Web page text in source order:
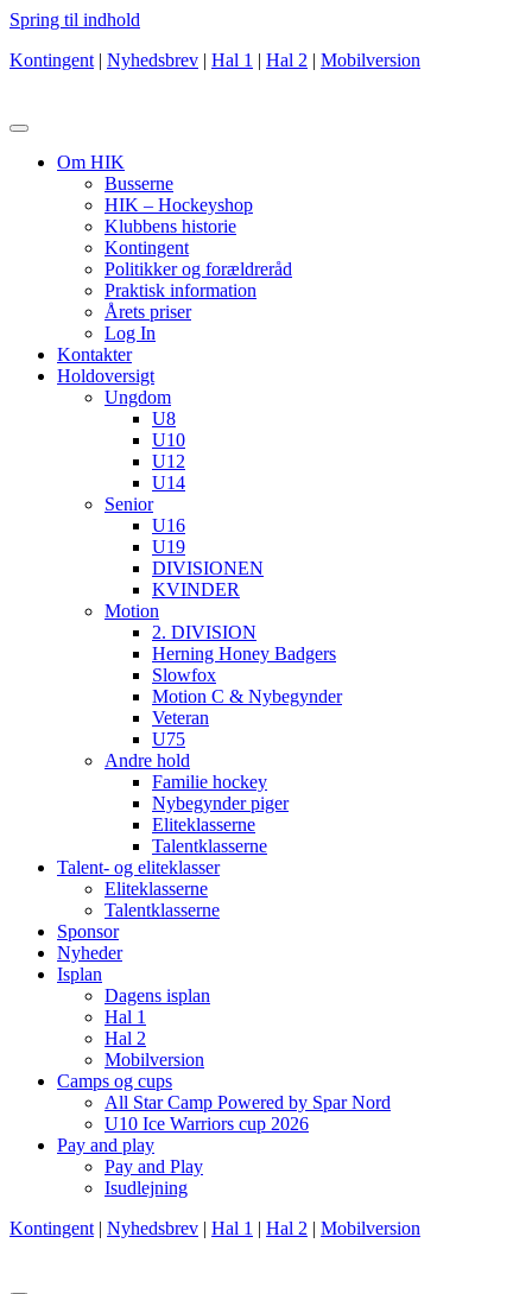
Spring til indhold
Kontingent | Nyhedsbrev | Hal 1 | Hal 2 | Mobilversion
Om HIK
Busserne
HIK – Hockeyshop
Klubbens historie
Kontingent
Politikker og forældreråd
Praktisk information
Årets priser
Log In
Kontakter
Holdoversigt
Ungdom
U8
U10
U12
U14
Senior
U16
U19
DIVISIONEN
KVINDER
Motion
2. DIVISION
Herning Honey Badgers
Slowfox
Motion C & Nybegynder
Veteran
U75
Andre hold
Familie hockey
Nybegynder piger
Eliteklasserne
Talentklasserne
Talent- og eliteklasser
Eliteklasserne
Talentklasserne
Sponsor
Nyheder
Isplan
Dagens isplan
Hal 1
Hal 2
Mobilversion
Camps og cups
All Star Camp Powered by Spar Nord
U10 Ice Warriors cup 2026
Pay and play
Pay and Play
Isudlejning
Kontingent | Nyhedsbrev | Hal 1 | Hal 2 | Mobilversion